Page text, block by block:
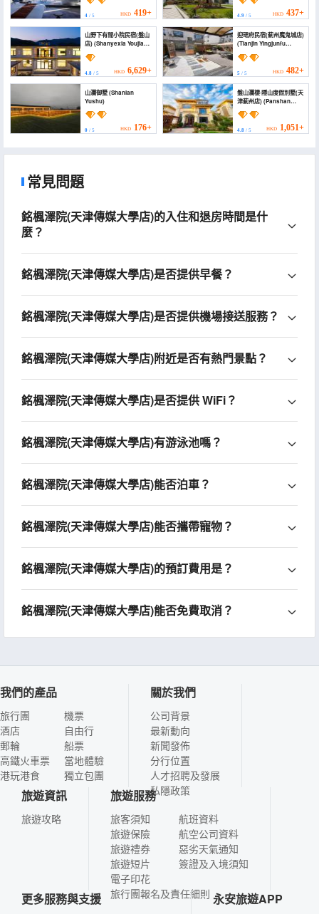
4 / 5 HKD 419+ 4.9/ 5 HKD 437+
山野下有間小院民宿(盤山
店) (Shanyexia Youjian
(Panshan Branch))
4.8 / 5 HKD 6,629+
迎珺府民宿(薊州魔鬼城店)
(Tianjin Yingjunfu
5/ 5 HKD 482+
山瀾御墅 (Shanlan
Yushu)
0 / 5 HKD 176+
盤山瀾棲·隱山度假別墅(天
津薊州店) (Panshan
Lanxi Yinshan Villa)
4.8/ 5 HKD 1,051+
常見問題
銘楓澤院(天津傳媒大學店)的入住和退房時間是什
麼？
銘楓澤院(天津傳媒大學店)是否提供早餐？
銘楓澤院(天津傳媒大學店)是否提供機場接送服務？
銘楓澤院(天津傳媒大學店)附近是否有熱門景點？
銘楓澤院(天津傳媒大學店)是否提供 WiFi？
銘楓澤院(天津傳媒大學店)有游泳池嗎？
銘楓澤院(天津傳媒大學店)能否泊車？
銘楓澤院(天津傳媒大學店)能否攜帶寵物？
銘楓澤院(天津傳媒大學店)的預訂費用是？
銘楓澤院(天津傳媒大學店)能否免費取消？
我們的產品
旅行團
酒店
郵輪
高鐵火車票
港玩港食
機票
自由行
船票
當地體驗
獨立包團
關於我們
公司背景
最新動向
新聞發佈
分行位置
人才招聘及發展
私隱政策
旅遊資訊
旅遊攻略
旅遊服務
旅客須知
旅遊保險
旅遊禮券
旅遊短片
電子印花
航班資料
航空公司資料
惡劣天氣通知
簽證及入境須知
旅行團報名及責任細則
更多服務與支援 永安旅遊APP